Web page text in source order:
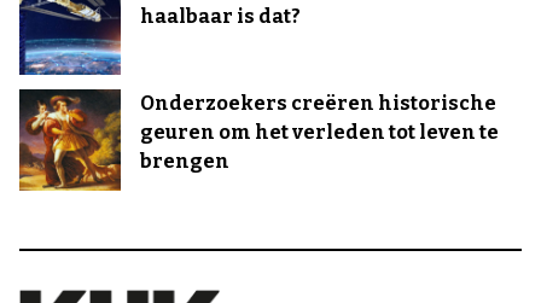
haalbaar is dat?
Onderzoekers creëren historische
geuren om het verleden tot leven te
brengen